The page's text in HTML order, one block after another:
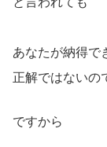
あなたが納得で
正解ではないの
ですから